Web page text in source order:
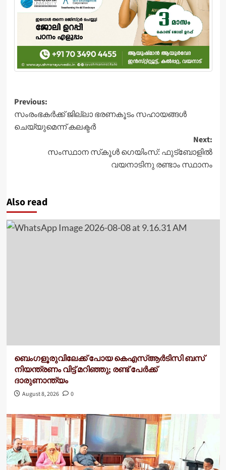
Post
navigation
Previous:
സംരംഭകർക്ക് ജില്ലാ ഭരണകൂടം സഹായങ്ങൾ
ചെയ്യുമെന്ന് കലക്ടർ
Next:
സംസ്ഥാന സ്‌കൂള്‍ ഗെയിംസ്: ഫുട്‌ബോളില്‍
വയനാടിനു രണ്ടാം സ്ഥാനം
Also read
ബെംഗളൂരുവിലേക്ക് പോയ കെഎസ്ആർടിസി ബസ്
നിയന്ത്രണം വിട്ട് മറിഞ്ഞു; രണ്ട് പേർക്ക്
ദാരുണാന്ത്യം
August 8, 2026 0